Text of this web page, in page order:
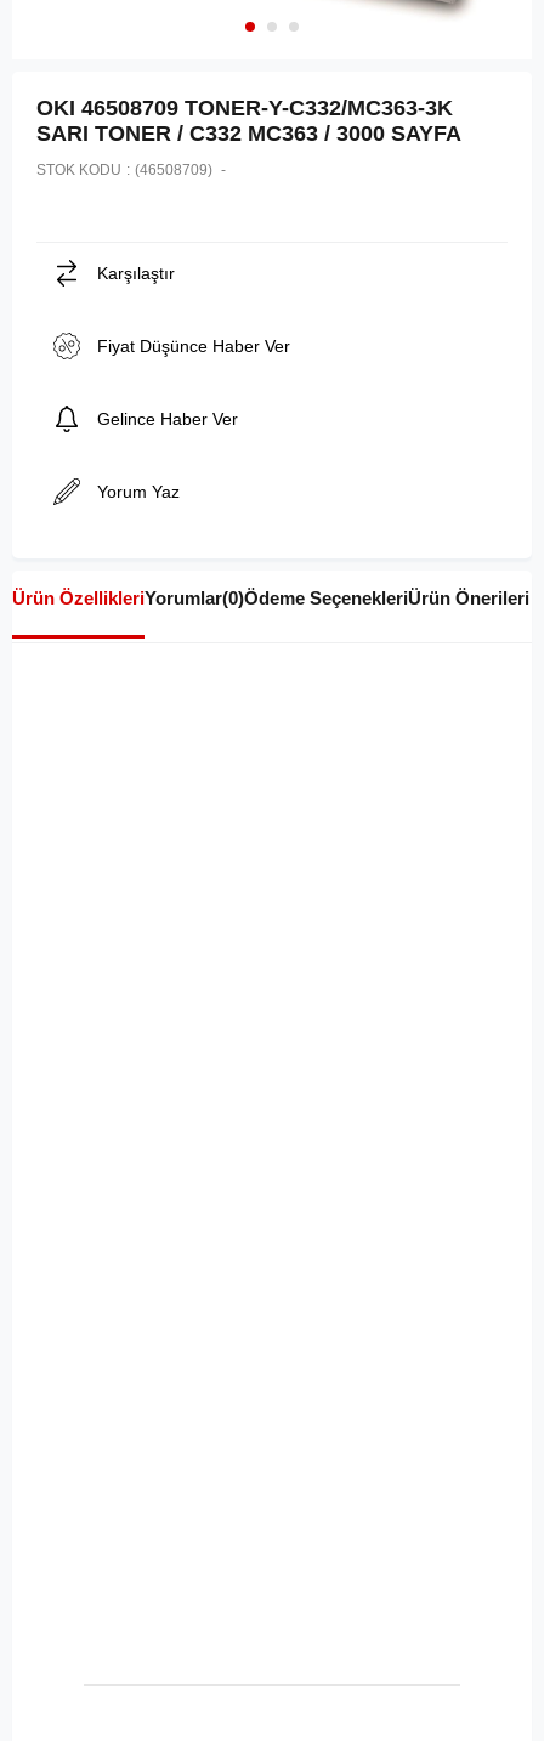
OKI 46508709 TONER-Y-C332/MC363-3K
SARI TONER / C332 MC363 / 3000 SAYFA
STOK KODU (46508709)
Karşılaştır
Fiyat Düşünce Haber Ver
Gelince Haber Ver
Yorum Yaz
Ürün ÖzellikleriYorumlar(0)Ödeme SeçenekleriÜrün Önerileri